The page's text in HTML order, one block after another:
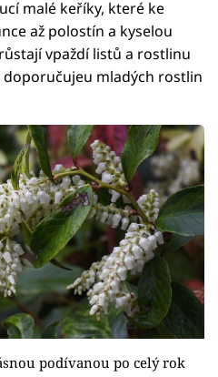
malé keříky, které ke
až polostín a kyselou
vpaždí listů a rostlinu
mladých rostlin
podívanou po celý rok